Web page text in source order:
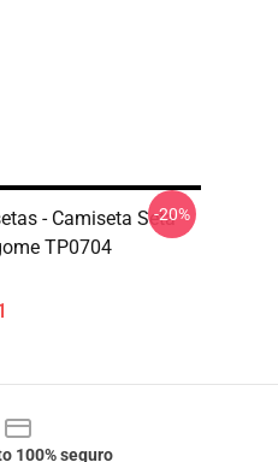
- Camiseta Seta
TP0704
-20%
100% seguro